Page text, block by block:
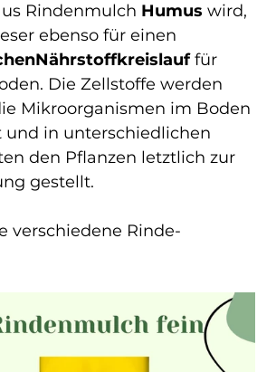
Rindenmulch Humus wird,
ebenso für einen
für
Die Zellstoffe werden
Mikroorganismen im Boden
und in unterschiedlichen
den Pflanzen letztlich zur
gestellt.
verschiedene Rinde-